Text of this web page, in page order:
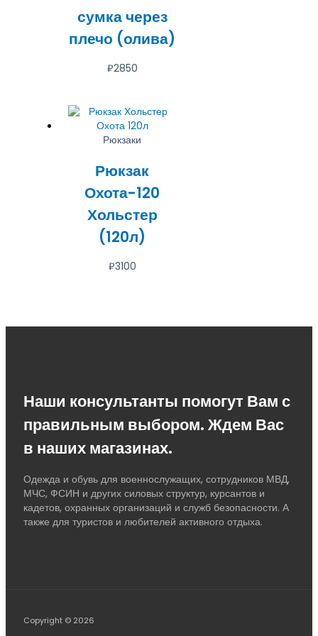
сумка через
плечо (олива)
₽2850
Рюкзаки
Рюкзак
Охота-120
Хольстер
(120л)
₽3100
Наши консультанты помогут Вам с
правильным выбором. Ждем Вас
в наших магазинах.
Одежда и обувь для военнослужащих, сотрудников МВД,
МЧС, ФСИН и других силовых структур, курсантов и
кадетов, охранных организаций и служб безопасности. А
также для туристов и любителей активного отдыха.
Copyright © 2026